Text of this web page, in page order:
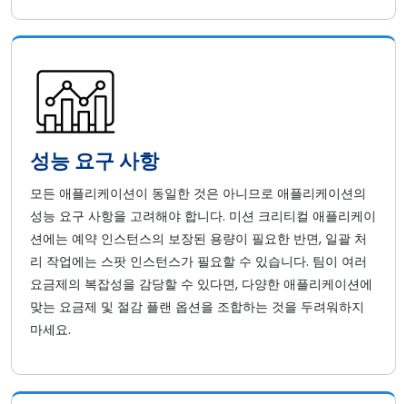
성능 요구 사항
모든 애플리케이션이 동일한 것은 아니므로 애플리케이션의
성능 요구 사항을 고려해야 합니다. 미션 크리티컬 애플리케이
션에는 예약 인스턴스의 보장된 용량이 필요한 반면, 일괄 처
리 작업에는 스팟 인스턴스가 필요할 수 있습니다. 팀이 여러
요금제의 복잡성을 감당할 수 있다면, 다양한 애플리케이션에
맞는 요금제 및 절감 플랜 옵션을 조합하는 것을 두려워하지
마세요.